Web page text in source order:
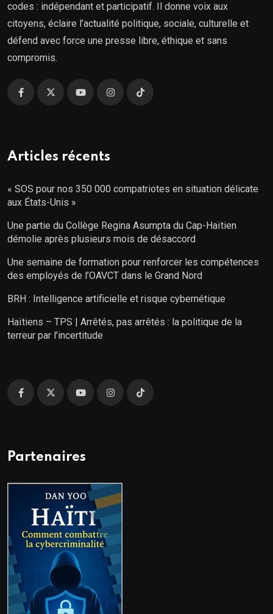
codes : indépendant et participatif. Il donne voix aux
citoyens, éclaire l’actualité politique, sociale, culturelle et
défend avec force une presse libre, éthique et sans
compromis.
Articles récents
« SOS pour nos 350 000 compatriotes en situation délicate
aux États-Unis »
Une partie du Collège Regina Asumpta du Cap-Haïtien
démolie après plusieurs mois de désaccord
Une semaine de formation pour renforcer les compétences
des employés de l’OAVCT dans le Grand Nord
BRH : Intelligence artificielle et risque cybernétique
Haïtiens – TPS | Arrêtés, pas arrêtés : la politique de la
terreur par l’incertitude
Partenaires